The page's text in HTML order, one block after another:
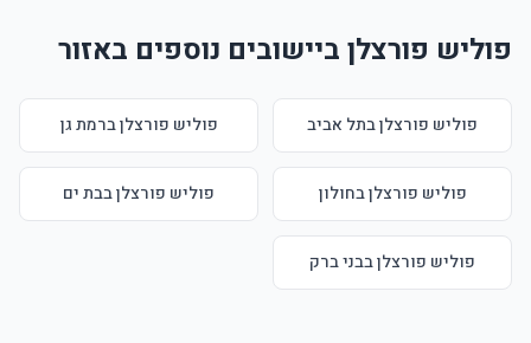
פוליש פורצלן ביישובים נוספים באזור
פוליש פורצלן בתל אביב פוליש פורצלן ברמת גן
פוליש פורצלן בחולון פוליש פורצלן בבת ים
פוליש פורצלן בבני ברק